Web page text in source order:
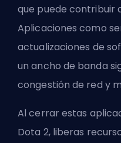
que puede contribuir
Aplicaciones como
actualizaciones de
un ancho de banda
congestión de red y
Al cerrar estas
Dota 2, liberas